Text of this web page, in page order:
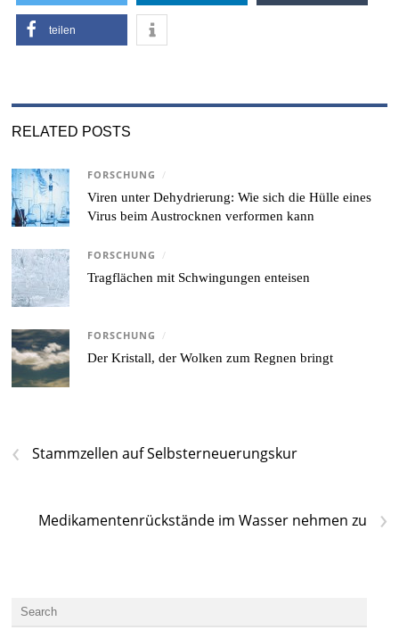
teilen
RELATED POSTS
FORSCHUNG /
Viren unter Dehydrierung: Wie sich die Hülle eines
Virus beim Austrocknen verformen kann
FORSCHUNG /
Tragflächen mit Schwingungen enteisen
FORSCHUNG /
Der Kristall, der Wolken zum Regnen bringt
‹ Stammzellen auf Selbsterneuerungskur
›
Medikamentenrückstände im Wasser nehmen zu